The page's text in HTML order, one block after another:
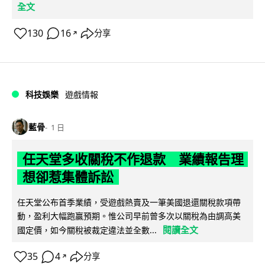
全文
130 16 ↗ 分享
科技娛樂 遊戲情報
藍骨 1 日
任天堂多收關稅不作退款 業績報告理
想卻惹集體訴訟
任天堂公布首季業績，受遊戲熱賣及一筆美國退還關稅款項帶
動，盈利大幅跑贏預期。惟公司早前曾多次以關稅為由調高美
國定價，如今關稅被裁定違法並全數...
閱讀全文
35 4 ↗ 分享